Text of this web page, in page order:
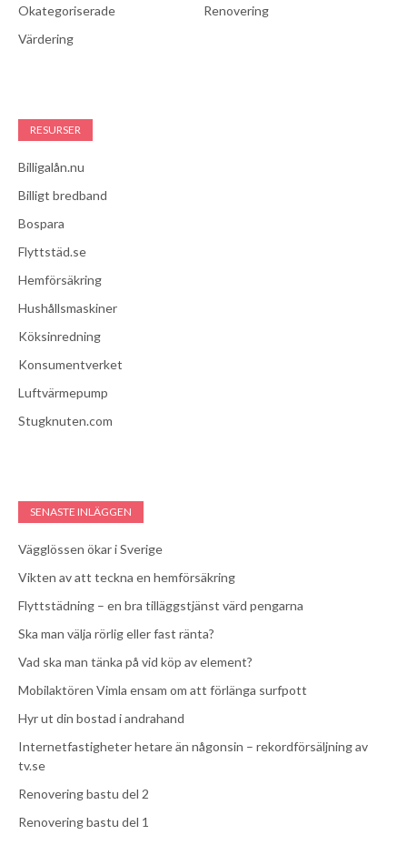
Okategoriserade
Renovering
Värdering
RESURSER
Billigalån.nu
Billigt bredband
Bospara
Flyttstäd.se
Hemförsäkring
Hushållsmaskiner
Köksinredning
Konsumentverket
Luftvärmepump
Stugknuten.com
SENASTE INLÄGGEN
Vägglössen ökar i Sverige
Vikten av att teckna en hemförsäkring
Flyttstädning – en bra tilläggstjänst värd pengarna
Ska man välja rörlig eller fast ränta?
Vad ska man tänka på vid köp av element?
Mobilaktören Vimla ensam om att förlänga surfpott
Hyr ut din bostad i andrahand
Internetfastigheter hetare än någonsin – rekordförsäljning av
tv.se
Renovering bastu del 2
Renovering bastu del 1